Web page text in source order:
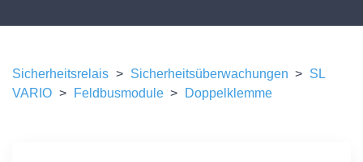
Sicherheitsrelais > Sicherheitsüberwachungen > SL
VARIO > Feldbusmodule > Doppelklemme